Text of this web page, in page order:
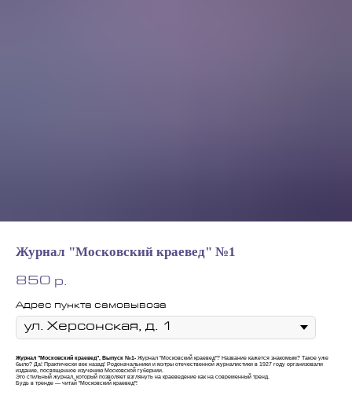
Журнал "Московский краевед" №1
850 р.
Адрес пункта самовывоза
Журнал "Московский краевед", Выпуск №1- Журнал "Московский краевед"? Название кажется знакомым? Такое уже
было? Да! Практически век назад! Родоначальники и мэтры отечественной журналистики в 1927 году организовали
издание, посвященное изучению Московской губернии.
Это стильный журнал, который позволяет взглянуть на краеведение как на современный тренд.
Будь в тренде — читай "Московский краевед"!